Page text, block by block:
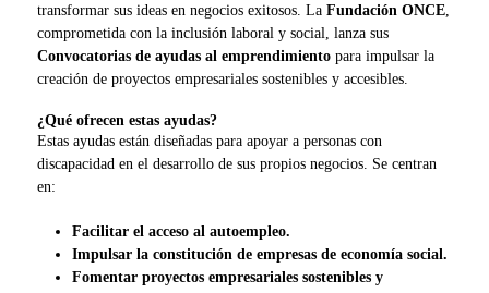
transformar sus ideas en negocios exitosos. LaFundación ONCE
comprometida con la inclusión laboral y social, lanza sus
Convocatorias de ayudas al emprendimiento para impulsar la
creación de proyectos empresariales sostenibles y accesibles.
¿Qué ofrecen estas ayudas?
Estas ayudas están diseñadas para apoyar a personas con
discapacidad en el desarrollo de sus propios negocios. Se centran
en:
Facilitar el acceso al autoempleo.
Impulsar la constitución de empresas de economía social.
Fomentar proyectos empresariales sostenibles y